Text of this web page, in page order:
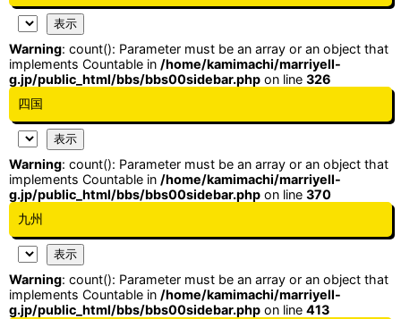
Warning: count(): Parameter must be an array or an object that
implements Countable in /home/kamimachi/marriyell-
g.jp/public_html/bbs/bbs00sidebar.php on line 326
四国
Warning: count(): Parameter must be an array or an object that
implements Countable in /home/kamimachi/marriyell-
g.jp/public_html/bbs/bbs00sidebar.php on line 370
九州
Warning: count(): Parameter must be an array or an object that
implements Countable in /home/kamimachi/marriyell-
g.jp/public_html/bbs/bbs00sidebar.php on line 413